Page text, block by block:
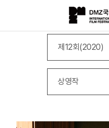
제12회(2020)
상영작